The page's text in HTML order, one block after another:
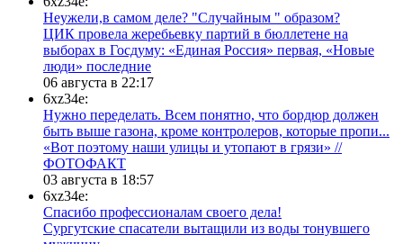
Неужели,в самом деле? "Случайным " образом?
ЦИК провела жеребьевку партий в бюллетене на
выборах в Госдуму: «Единая Россия» первая, «Новые
люди» последние
06 августа в 22:17
6xz34e:
Нужно переделать. Всем понятно, что бордюр должен
быть выше газона, кроме контролеров, которые пропи...
«Вот поэтому наши улицы и утопают в грязи» //
ФОТОФАКТ
03 августа в 18:57
6xz34e:
Спасибо профессионалам своего дела!
Сургутские спасатели вытащили из воды тонувшего